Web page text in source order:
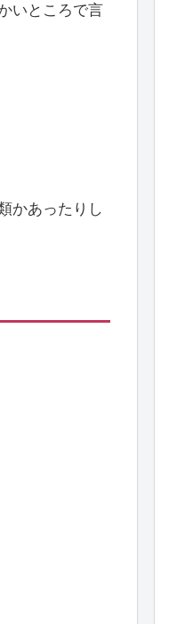
いところで言
かあったりし